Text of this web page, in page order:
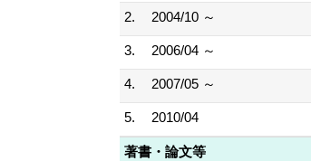
2. 2004/10 ～
3. 2006/04 ～
4. 2007/05 ～
5. 2010/04
著書・論文等